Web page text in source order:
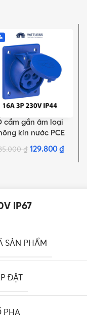
VÀO GIỎ HÀNG
cắm gắn âm loại
kín nước PCE
nghiêng F413-6 |
16A 230V 6H IP44
₫ 129.800 ₫
IP67
SẢN PHẨM
ĐẶT
PHA